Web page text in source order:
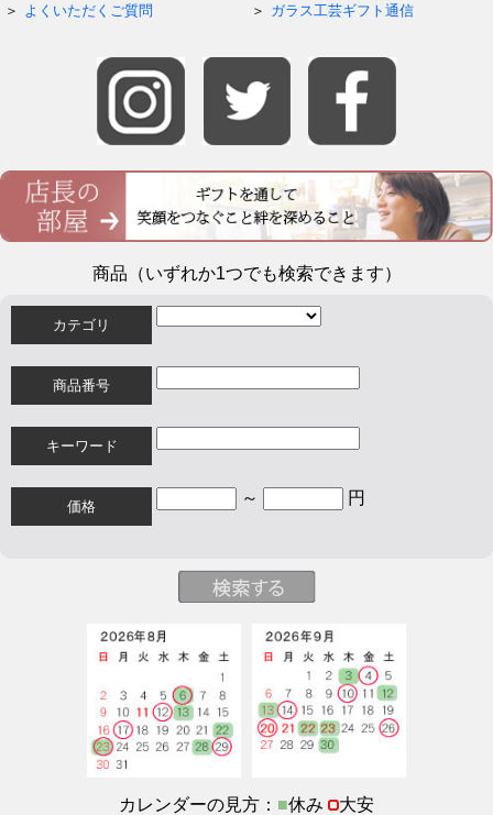
よくいただくご質問 ガラス工芸ギフト通信
商品（いずれか1つでも検索できます）
カテゴリ
商品番号
キーワード
価格 ～ 円
カレンダーの見方： ■休み 大安